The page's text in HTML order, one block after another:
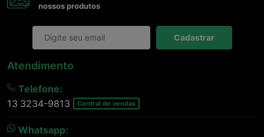
nossos produtos
Cadastrar
Atendimento
Telefone:
13 3234-9813
Central de vendas
Whatsapp: